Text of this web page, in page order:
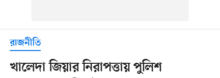
রাজনীতি
খালেদা জিয়ার নিরাপত্তায় পুলিশ